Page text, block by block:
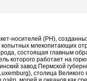
носителей (РН),
млекопитающих
состоящая главным
которого работает на
завод Пермской
столица Великого